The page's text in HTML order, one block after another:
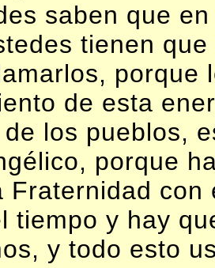
saben que
tienen
porque
de esta
los pueblos,
porque
Fraternidad
tiempo y hay
y todo esto